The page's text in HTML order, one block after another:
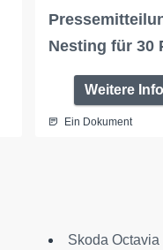
Nesting für 30
Weitere
Ein Dokument
Skoda Octavia